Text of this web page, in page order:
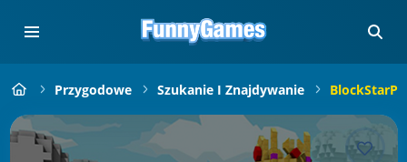
Przygodowe Szukanie I Znajdywanie